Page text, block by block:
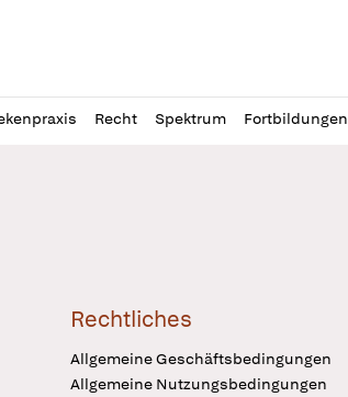
Recht Spektrum Fortbildungen
Rechtliches
Allgemeine Geschäftsbedingungen
Allgemeine Nutzungsbedingungen